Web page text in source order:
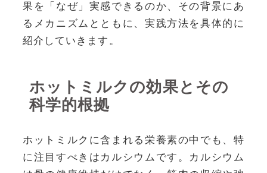
果を「なぜ」実感できるのか、その背景にあ
るメカニズムとともに、実践方法を具体的に
紹介していきます。
ホットミルクの効果とその
科学的根拠
ホットミルクに含まれる栄養素の中でも、特
に注目すべきはカルシウムです。カルシウム